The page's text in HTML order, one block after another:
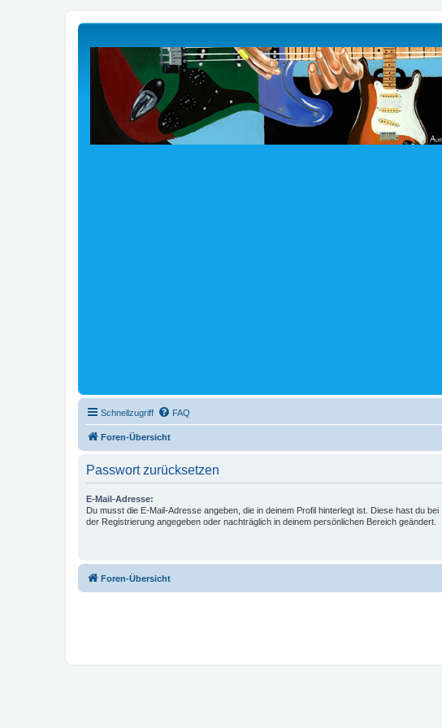
Schnellzugriff FAQ
Foren-Übersicht
Passwort zurücksetzen
E-Mail-Adresse:
Du musst die E-Mail-Adresse angeben, die in deinem Profil hinterlegt ist. Diese hast du bei
der Registrierung angegeben oder nachträglich in deinem persönlichen Bereich geändert.
Foren-Übersicht